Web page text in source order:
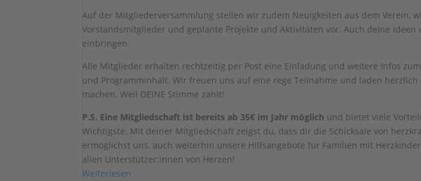
Auf der Mitgliederversammlung stellen wir zudem Neuigkeiten aus dem Verein,
Vorstandsmitglieder und geplante Projekte und Aktivitäten vor. Auch deine
einbringen.
Alle Mitglieder erhalten rechtzeitig per Post eine Einladung und weitere Infos
und Programminhalt. Wir freuen uns auf eine rege Teilnahme und laden
machen. Weil DEINE Stimme zählt!
P.S. Eine Mitgliedschaft ist bereits ab 35€ im Jahr möglich und bietet viele
Wichtigste: Mit deiner Mitgliedschaft zeigst du, dass dir die Schicksale von
ermöglichst uns, auch weiterhin unsere Hilfsangebote für Familien mit
allen Unterstützer:innen von Herzen!
Weiterlesen